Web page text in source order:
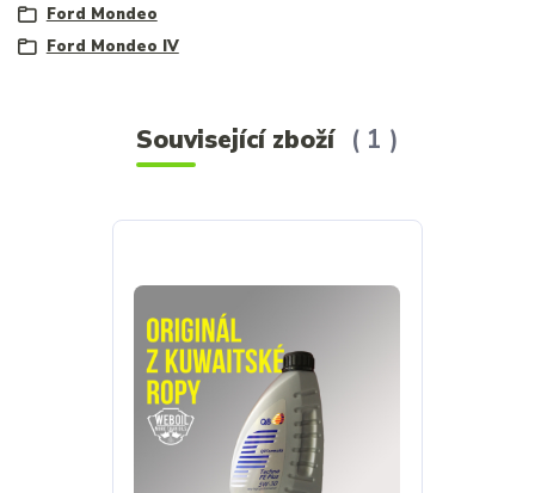
Ford Mondeo
Ford Mondeo IV
Související zboží 1